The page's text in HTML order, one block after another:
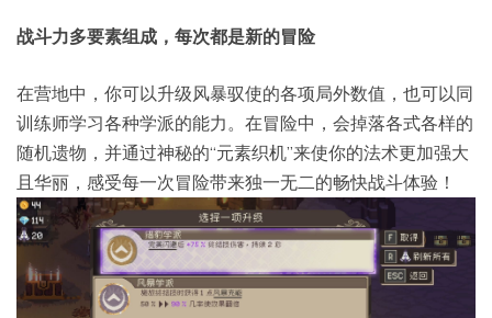
战斗力多要素组成，每次都是新的冒险
在营地中，你可以升级风暴驭使的各项局外数值，也可以同
训练师学习各种学派的能力。在冒险中，会掉落各式各样的
随机遗物，并通过神秘的“元素织机”来使你的法术更加强大
且华丽，感受每一次冒险带来独一无二的畅快战斗体验！